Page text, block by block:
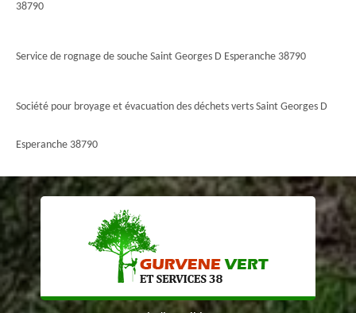
38790
Service de rognage de souche Saint Georges D Esperanche 38790
Société pour broyage et évacuation des déchets verts Saint Georges D
Esperanche 38790